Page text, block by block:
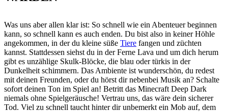
Was uns aber allen klar ist: So schnell wie ein Abenteuer beginnen
kann, so schnell kann es auch enden. Du bist also in keiner Höhle
angekommen, in der du kleine süße Tiere fangen und züchten
kannst. Stattdessen siehst du in der Ferne Lava und um dich herum
gibt es unzählige Skulk-Blöcke, die blau oder türkis in der
Dunkelheit schimmern. Das Ambiente ist wunderschön, du redest
mit deinen Freunden, oder du hörst dir nebenbei Musik an? Schalte
sofort deinen Ton im Spiel an! Betritt das Minecraft Deep Dark
niemals ohne Spielgeräusche! Vertrau uns, das wäre dein sicherer
Tod. Viel zu schnell taucht hinter dir unbemerkt ein Mob auf, dem